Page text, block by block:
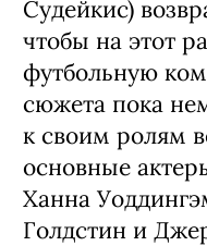
Судейкис)
чтобы на этот
футбольную
сюжета пока
к своим ролям
основные
Ханна
Голдстин и